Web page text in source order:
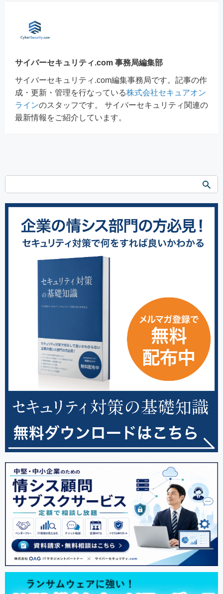
サイバーセキュリティ.com 事務局編集部
サイバーセキュリティ.com編集事務局です。記事の作
成・更新・管理を行なっている株式会社セキュアオン
ラインのスタッフです。 サイバーセキュリティ関連の
最新情報をご紹介しています。